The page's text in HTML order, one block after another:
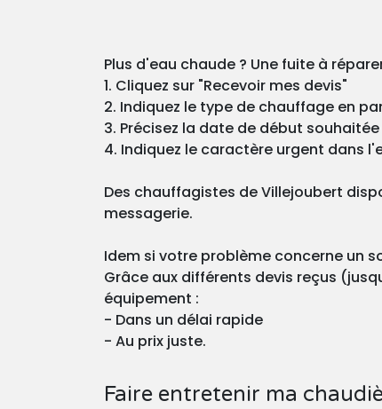
Plus d'eau chaude ? Une fuite à
1. Cliquez sur "Recevoir mes devis"
2. Indiquez le type de chauffage en
3. Précisez la date de début
4. Indiquez le caractère urgent dans
Des chauffagistes de Villejoubert
messagerie.
Idem si votre problème concerne un
Grâce aux différents devis reçus
équipement :
- Dans un délai rapide
- Au prix juste.
Faire entretenir ma